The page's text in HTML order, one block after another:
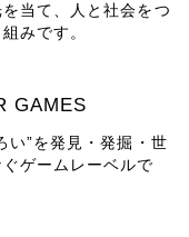
当て、人と社会をつ
みです。
GAMES
い”を発見・発掘・世
ゲームレーベルで